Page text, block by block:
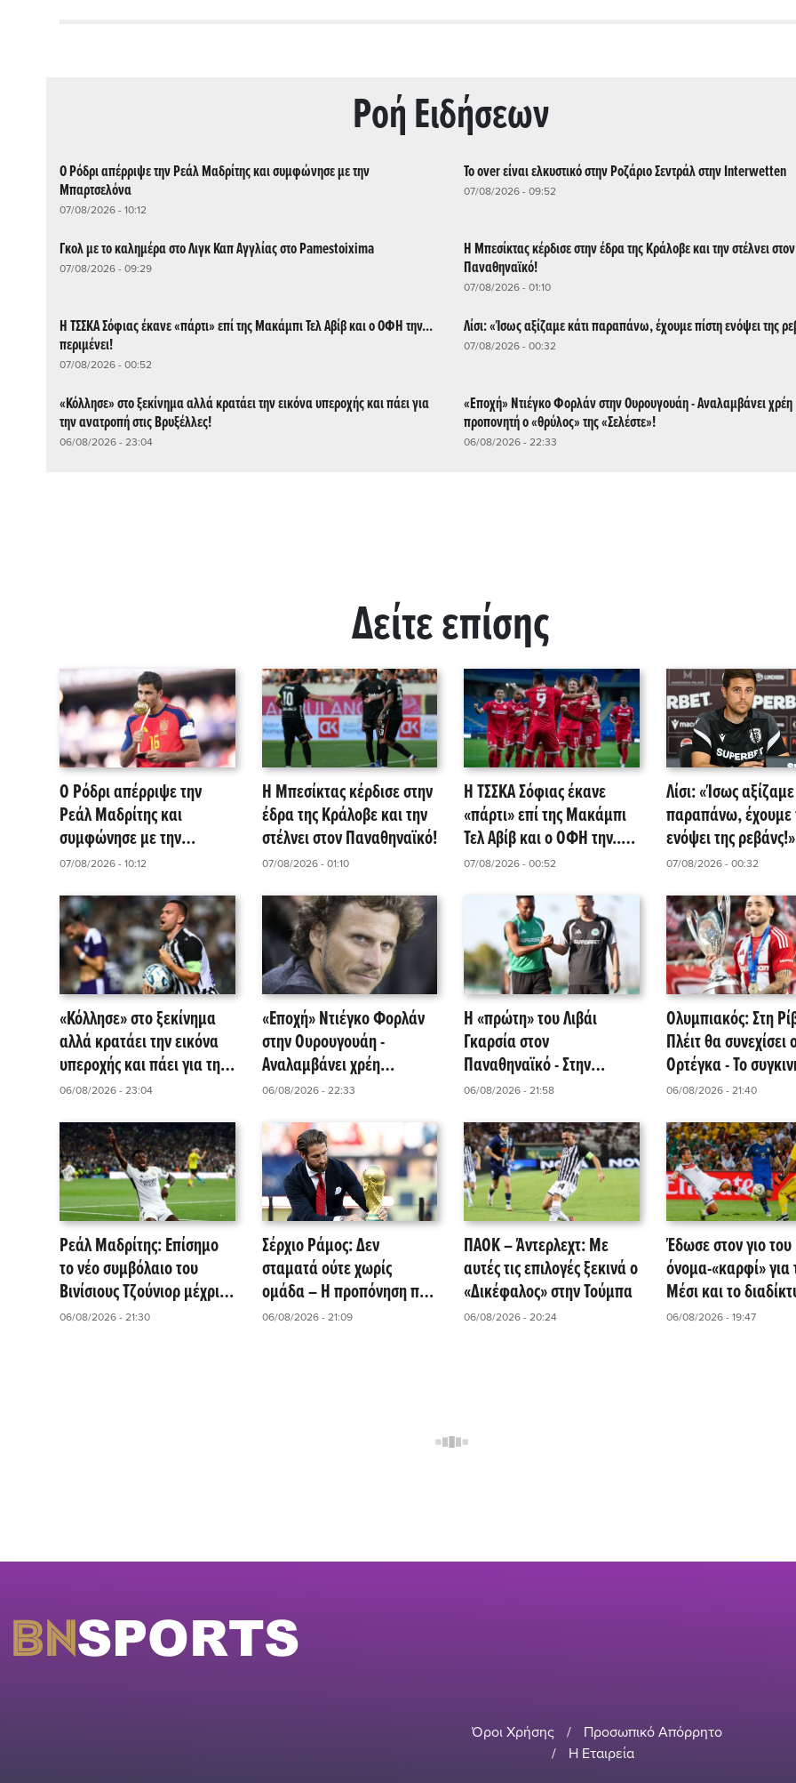
Ρoή Ειδήσεων
Ο Ρόδρι απέρριψε την Ρεάλ Μαδρίτης και συμφώνησε με την
Μπαρτσελόνα
07/08/2026 - 10:12
Το over είναι ελκυστικό στην Ροζάριο Σεντράλ στην Interwetten
07/08/2026 - 09:52
Γκολ με το καλημέρα στο Λιγκ Καπ Αγγλίας στο Pamestoixima
07/08/2026 - 09:29
Η Μπεσίκτας κέρδισε στην έδρα της Κράλοβε και την στέλνει στον
Παναθηναϊκό!
07/08/2026 - 01:10
Η ΤΣΣΚΑ Σόφιας έκανε «πάρτι» επί της Μακάμπι Τελ Αβίβ και ο ΟΦΗ την...
περιμένει!
07/08/2026 - 00:52
Λίσι: «Ίσως αξίζαμε κάτι παραπάνω, έχουμε πίστη ενόψει της
07/08/2026 - 00:32
«Κόλλησε» στο ξεκίνημα αλλά κρατάει την εικόνα υπεροχής και πάει για
την ανατροπή στις Βρυξέλλες!
06/08/2026 - 23:04
«Εποχή» Ντιέγκο Φορλάν στην Ουρουγουάη - Αναλαμβάνει χρέη
προπονητή ο «θρύλος» της «Σελέστε»!
06/08/2026 - 22:33
Δείτε επίσης
Ο Ρόδρι απέρριψε την
Ρεάλ Μαδρίτης και
συμφώνησε με την
Μπαρτσελόνα
07/08/2026 - 10:12
Η Μπεσίκτας κέρδισε στην
έδρα της Κράλοβε και την
στέλνει στον Παναθηναϊκό!
07/08/2026 - 01:10
Η ΤΣΣΚΑ Σόφιας έκανε
«πάρτι» επί της Μακάμπι
Τελ Αβίβ και ο ΟΦΗ την...
περιμένει!
07/08/2026 - 00:52
Λίσι: «Ίσως
παραπάνω, έχουμε
ενόψει της ρεβάνς!»
07/08/2026 - 00:32
«Κόλλησε» στο ξεκίνημα
αλλά κρατάει την εικόνα
υπεροχής και πάει για την
ανατροπή στις Βρυξέλλες!
06/08/2026 - 23:04
«Εποχή» Ντιέγκο Φορλάν
στην Ουρουγουάη -
Αναλαμβάνει χρέη
προπονητή ο «θρύλος» της
06/08/2026 - 22:33
Η «πρώτη» του Λιβάι
Γκαρσία στον
Παναθηναϊκό - Στην
αποστολή για τη ρεβάνς με
06/08/2026 - 21:58
Ολυμπιακός: Στη
Πλέιτ θα συνεχίσει
Ορτέγκα - Το
του «αντίο»!
06/08/2026 - 21:40
Ρεάλ Μαδρίτης: Επίσημο
το νέο συμβόλαιο του
Βινίσιους Τζούνιορ μέχρι
το 2032
06/08/2026 - 21:30
Σέρχιο Ράμος: Δεν
σταματά ούτε χωρίς
ομάδα – Η προπόνηση που
έγινε viral
06/08/2026 - 21:09
ΠΑΟΚ – Άντερλεχτ: Με
αυτές τις επιλογές ξεκινά ο
«Δικέφαλος» στην Τούμπα
06/08/2026 - 20:24
Έδωσε στον γιο του
όνομα-«καρφί» για
Μέσι και το
πήρε φωτιά
06/08/2026 - 19:47
Όροι Χρήσης /
Προσωπικό Απόρρητο
/
Η Εταιρεία